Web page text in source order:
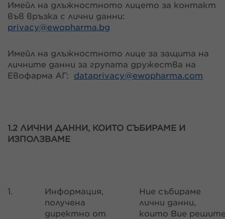
Имейл на длъжностното лицето за контакт
във връзка с лични данни:
privacy@ewopharma.bg
Имейл на длъжностното лице за защита на
личните данни за групата дружества на
Евофарма АГ: dataprivacy@ewopharma.com
1.2 ЛИЧНИ ДАННИ, КОИТО СЪБИРАМЕ И
ИЗПОЛЗВАМЕ
1.
Информация,
получена
директно от
Ние събираме
лични данни,
които Вие